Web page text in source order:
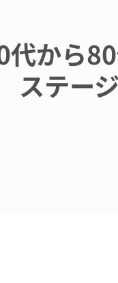
代から
テー